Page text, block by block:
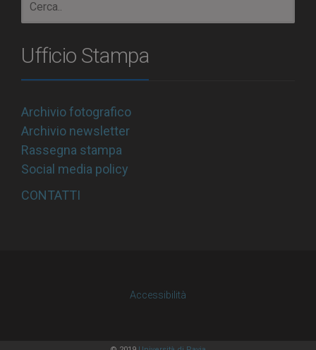
Ufficio Stampa
Archivio fotografico
Archivio newsletter
Rassegna stampa
Social media policy
CONTATTI
Accessibilità